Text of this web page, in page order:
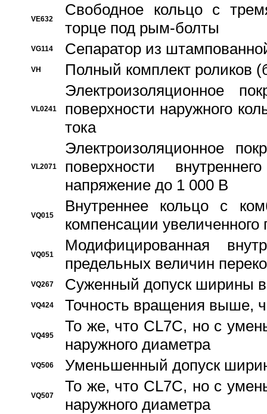
VE632
Свободное кольцо с
торце под рым-болты
VG114 Сепаратор из
VH Полный комплект роликов
VL0241
Электроизоляционное
поверхности наружного
тока
VL2071
Электроизоляционное
поверхности
напряжение до 1 000 В
VQ015
Bнутреннее кольцо с
компенсации увеличенного
VQ051
Модифицированная
предельных величин
VQ267 Суженный допуск ширины
VQ424 Точность вращения выше,
VQ495
То же, что CL7C, но с
наружного диаметра
VQ506 Уменьшенный допуск
VQ507
То же, что CL7C, но с
наружного диаметра